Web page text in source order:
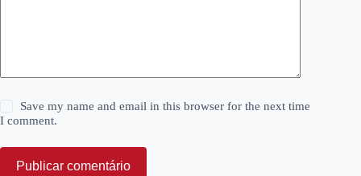
Save my name and email in this browser for the next time
I comment.
Publicar comentário